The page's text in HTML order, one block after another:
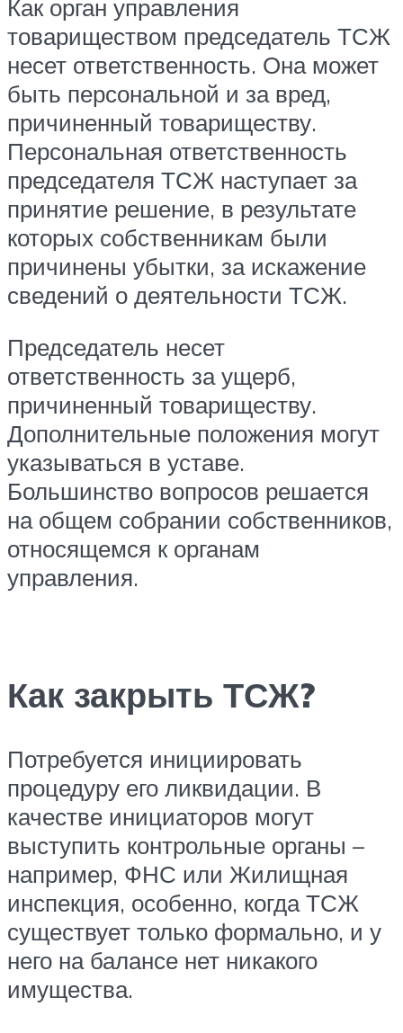
Как орган управления
товариществом председатель ТСЖ
несет ответственность. Она может
быть персональной и за вред,
причиненный товариществу.
Персональная ответственность
председателя ТСЖ наступает за
принятие решение, в результате
которых собственникам были
причинены убытки, за искажение
сведений о деятельности ТСЖ.
Председатель несет
ответственность за ущерб,
причиненный товариществу.
Дополнительные положения могут
указываться в уставе.
Большинство вопросов решается
на общем собрании собственников,
относящемся к органам
управления.
Как закрыть ТСЖ?
Потребуется инициировать
процедуру его ликвидации. В
качестве инициаторов могут
выступить контрольные органы –
например, ФНС или Жилищная
инспекция, особенно, когда ТСЖ
существует только формально, и у
него на балансе нет никакого
имущества.